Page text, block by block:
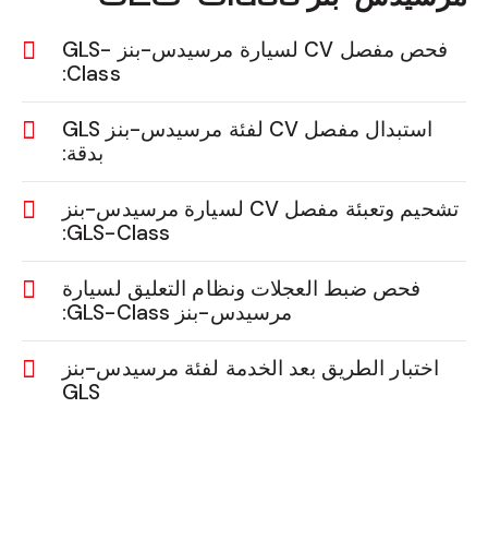
فحص مفصل CV لسيارة مرسيدس-بنز GLS-
Class:
استبدال مفصل CV لفئة مرسيدس-بنز GLS
بدقة:
تشحيم وتعبئة مفصل CV لسيارة مرسيدس-بنز
GLS-Class:
فحص ضبط العجلات ونظام التعليق لسيارة
مرسيدس-بنز GLS-Class:
اختبار الطريق بعد الخدمة لفئة مرسيدس-بنز
GLS